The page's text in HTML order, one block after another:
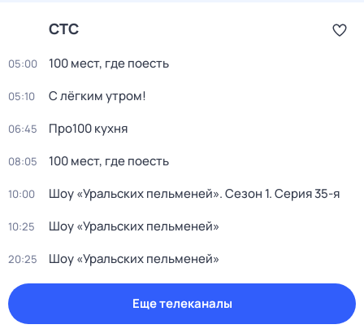
СТС
05:00 100 мест, где поесть
05:10 С лёгким утром!
06:45 Про100 кухня
08:05 100 мест, где поесть
10:00 Шоу «Уральских пельменей». Сезон 1. Серия 35-я
10:25 Шоу «Уральских пельменей»
20:25 Шоу «Уральских пельменей»
Еще телеканалы